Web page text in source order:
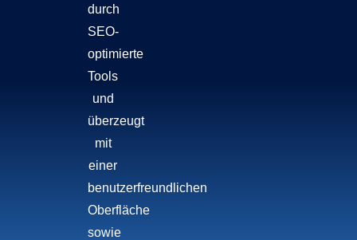
durch
SEO-
optimierte
Tools
und
überzeugt
mit
einer
benutzerfreundlichen
Oberfläche
sowie